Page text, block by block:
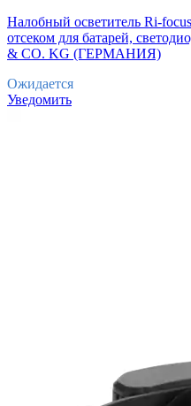
Налобный осветитель Ri-
отсеком для батарей,
& CO. KG (ГЕРМАНИЯ)
Ожидается
Уведомить